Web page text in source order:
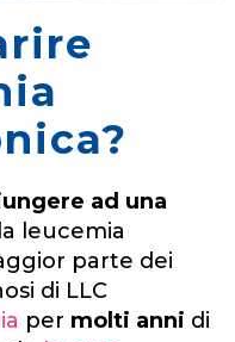
ad una
leucemia
parte dei
di LLC
per molti anni di